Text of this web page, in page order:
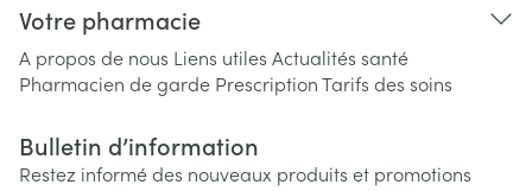
Votre pharmacie
A propos de nous Liens utiles Actualités santé
Pharmacien de garde PrescriptionTarifs des soins
Bulletin d’information
Restez informé des nouveaux produits et promotions